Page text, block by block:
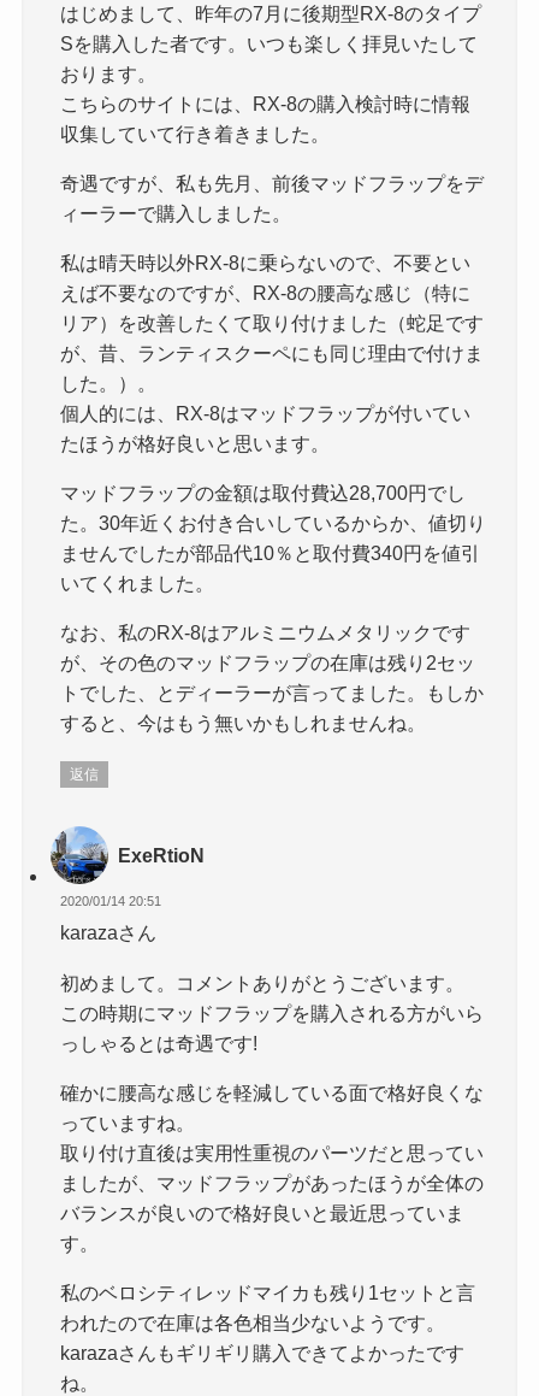
はじめまして、昨年の7月に後期型RX-8のタイプ
Sを購入した者です。いつも楽しく拝見いたして
おります。
こちらのサイトには、RX-8の購入検討時に情報
収集していて行き着きました。
奇遇ですが、私も先月、前後マッドフラップをデ
ィーラーで購入しました。
私は晴天時以外RX-8に乗らないので、不要とい
えば不要なのですが、RX-8の腰高な感じ（特に
リア）を改善したくて取り付けました（蛇足です
が、昔、ランティスクーペにも同じ理由で付けま
した。）。
個人的には、RX-8はマッドフラップが付いてい
たほうが格好良いと思います。
マッドフラップの金額は取付費込28,700円でし
た。30年近くお付き合いしているからか、値切り
ませんでしたが部品代10％と取付費340円を値引
いてくれました。
なお、私のRX-8はアルミニウムメタリックです
が、その色のマッドフラップの在庫は残り2セッ
トでした、とディーラーが言ってました。もしか
すると、今はもう無いかもしれませんね。
返信
ExeRtioN
2020/01/14 20:51
karazaさん
初めまして。コメントありがとうございます。
この時期にマッドフラップを購入される方がいら
っしゃるとは奇遇です!
確かに腰高な感じを軽減している面で格好良くな
っていますね。
取り付け直後は実用性重視のパーツだと思ってい
ましたが、マッドフラップがあったほうが全体の
バランスが良いので格好良いと最近思っていま
す。
私のベロシティレッドマイカも残り1セットと言
われたので在庫は各色相当少ないようです。
karazaさんもギリギリ購入できてよかったです
ね。